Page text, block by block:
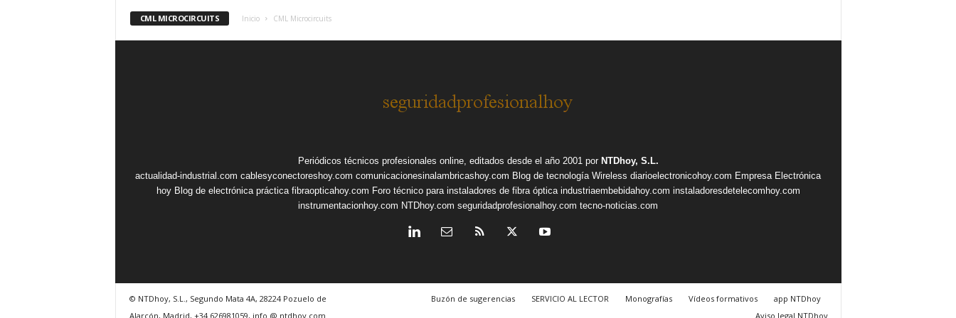
CML MICROCIRCUITS Inicio CML Microcircuits
Periódicos técnicos profesionales online, editados desde el año 2001 por NTDhoy, S.L.
actualidad-industrial.com cablesyconectoreshoy.com comunicacionesinalambricashoy.com Blog de tecnología Wireless diarioelectronicohoy.com Empresa Electrónica
hoy Blog de electrónica práctica fibraopticahoy.com Foro técnico para instaladores de fibra óptica industriaembebidahoy.com instaladoresdetelecomhoy.com
instrumentacionhoy.com NTDhoy.com seguridadprofesionalhoy.com tecno-noticias.com
Buzón de sugerencias SERVICIO AL LECTOR Monografías Vídeos formativos
app NTDhoy
Aviso legal NTDhoy
© NTDhoy, S.L., Segundo Mata 4A, 28224 Pozuelo de
Alarcón, Madrid, +34 626981059, info @ ntdhoy.com